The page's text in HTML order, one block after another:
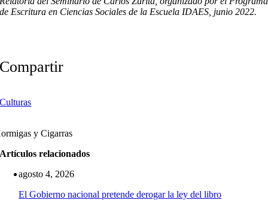
de Escritura en Ciencias Sociales de la Escuela IDAES, junio 2022.
Compartir
Culturas
y Cigarras
Artículos relacionados
agosto 4, 2026
El Gobierno nacional pretende derogar la ley del libro